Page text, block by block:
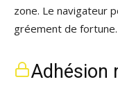
zone. Le navigateur
gréement de
Adhésion